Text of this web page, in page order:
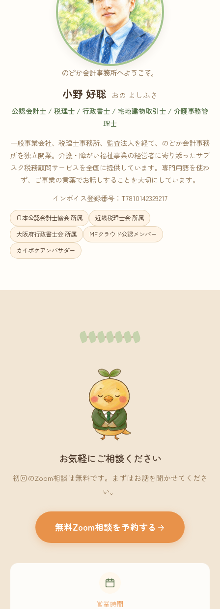
のどか会計事務所へようこそ。
小野 好聡 おの よしふさ
公認会計士 / 税理士 / 行政書士 / 宅地建物取引士 / 介護事務管
理士
一般事業会社、税理士事務所、監査法人を経て、のどか会計事務
所を独立開業。介護・障がい福祉事業の経営者に寄り添ったサブ
スク税務顧問サービスを全国に提供しています。専門用語を使わ
ず、ご事業の言葉でお話しすることを大切にしています。
インボイス登録番号：T7810142329217
日本公認会計士協会 所属
近畿税理士会 所属
大阪府行政書士会 所属
MFクラウド公認メンバー
カイポケアンバサダー
お気軽にご相談ください
初回のZoom相談は無料です。まずはお話を聞かせてくださ
い。
無料Zoom相談を予約する
営業時間